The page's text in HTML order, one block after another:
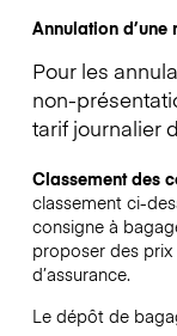
Annulation d’une
Pour les
non-
tarif journalier
Classement des
classement ci-
consigne à
proposer des prix
d’assurance.
Le dépôt de